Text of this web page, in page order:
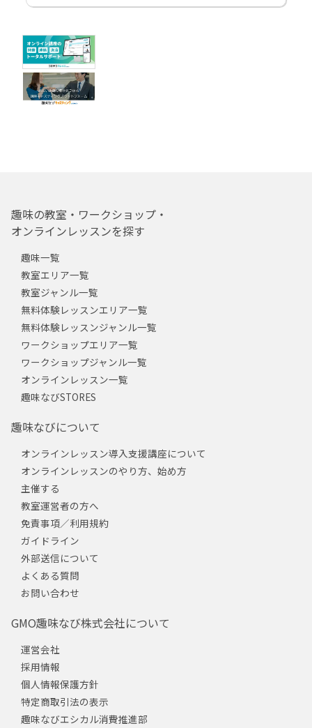
趣味の教室・ワークショップ・
オンラインレッスンを探す
趣味一覧
教室エリア一覧
教室ジャンル一覧
無料体験レッスンエリア一覧
無料体験レッスンジャンル一覧
ワークショップエリア一覧
ワークショップジャンル一覧
オンラインレッスン一覧
趣味なびSTORES
趣味なびについて
オンラインレッスン導入支援講座について
オンラインレッスンのやり方、始め方
主催する
教室運営者の方へ
免責事項／利用規約
ガイドライン
外部送信について
よくある質問
お問い合わせ
GMO趣味なび株式会社について
運営会社
採用情報
個人情報保護方針
特定商取引法の表示
趣味なびエシカル消費推進部